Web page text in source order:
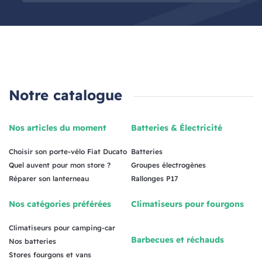
Notre catalogue
Nos articles du moment
Choisir son porte-vélo Fiat Ducato
Quel auvent pour mon store ?
Réparer son lanterneau
Nos catégories préférées
Climatiseurs pour camping-car
Nos batteries
Stores fourgons et vans
Batteries & Électricité
Batteries
Groupes électrogènes
Rallonges P17
Climatiseurs pour fourgons
Barbecues et réchauds